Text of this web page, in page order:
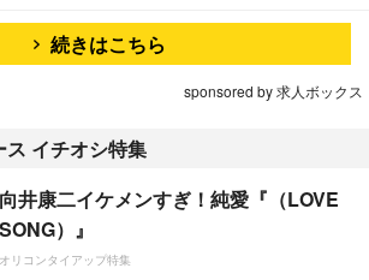
続きはこちら
sponsored by 求人ボックス
イチオシ特集
向井康二イケメンすぎ！純愛『（LOVE
SONG）』
オリコンタイアップ特集